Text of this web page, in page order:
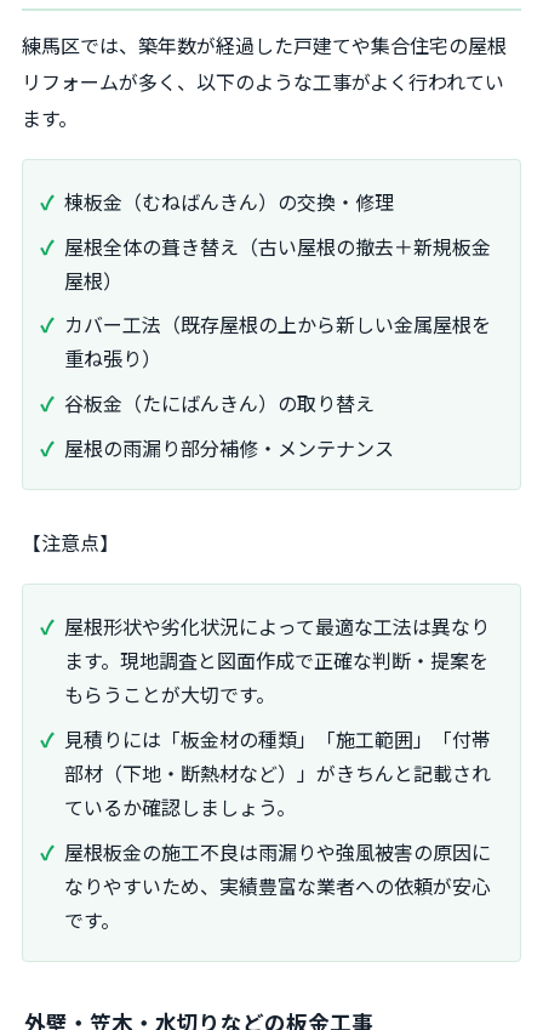
練馬区では、築年数が経過した戸建てや集合住宅の屋根
リフォームが多く、以下のような工事がよく行われてい
ます。
棟板金（むねばんきん）の交換・修理
屋根全体の葺き替え（古い屋根の撤去＋新規板金
屋根）
カバー工法（既存屋根の上から新しい金属屋根を
重ね張り）
谷板金（たにばんきん）の取り替え
屋根の雨漏り部分補修・メンテナンス
【注意点】
屋根形状や劣化状況によって最適な工法は異なり
ます。現地調査と図面作成で正確な判断・提案を
もらうことが大切です。
見積りには「板金材の種類」「施工範囲」「付帯
部材（下地・断熱材など）」がきちんと記載され
ているか確認しましょう。
屋根板金の施工不良は雨漏りや強風被害の原因に
なりやすいため、実績豊富な業者への依頼が安心
です。
外壁・笠木・水切りなどの板金工事